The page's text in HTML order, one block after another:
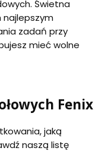
Świetna
najlepszym
zadań przy
mieć wolne
Fenix
jaką
naszą listę